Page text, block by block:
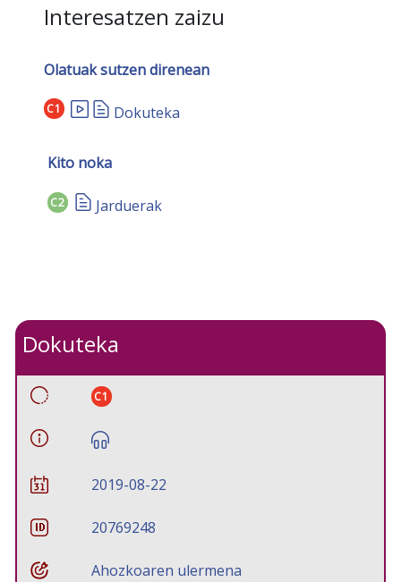
Interesatzen zaizu
Olatuak sutzen direnean
C1 Dokuteka
Kito noka
C2 Jarduerak
Dokuteka
C1
2019-08-22
20769248
Ahozkoaren ulermena